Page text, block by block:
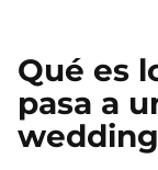
Qué es
pasa a